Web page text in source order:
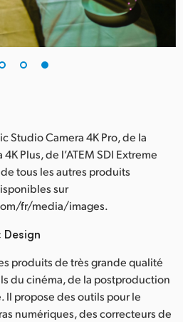
Studio Camera 4K Pro, de la
Plus, de l’ATEM SDI Extreme
tous les autres produits
sur
fr/media/images.
produits de très grande qualité
du cinéma, de la postproduction
propose des outils pour le
numériques, des correcteurs de